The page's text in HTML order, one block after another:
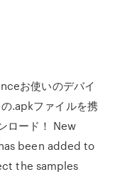
お使いのデバイ
.apkファイルを携
ロード！ New
been added to
the samples